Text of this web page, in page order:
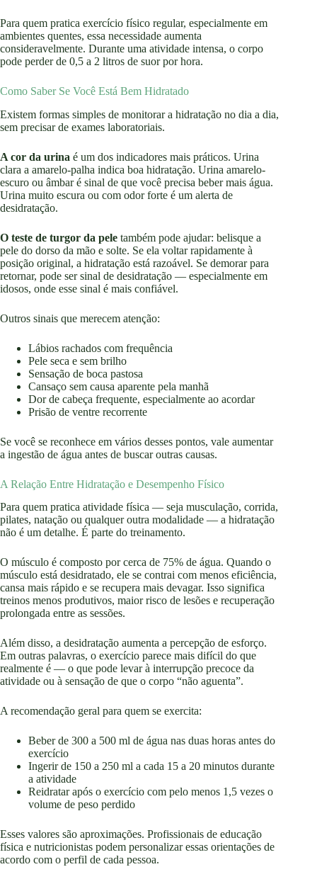
Para quem pratica exercício físico regular, especialmente em
ambientes quentes, essa necessidade aumenta
consideravelmente. Durante uma atividade intensa, o corpo
pode perder de 0,5 a 2 litros de suor por hora.
Como Saber Se Você Está Bem Hidratado
Existem formas simples de monitorar a hidratação no dia a dia,
sem precisar de exames laboratoriais.
A cor da urina é um dos indicadores mais práticos. Urina
clara a amarelo-palha indica boa hidratação. Urina amarelo-
escuro ou âmbar é sinal de que você precisa beber mais água.
Urina muito escura ou com odor forte é um alerta de
desidratação.
O teste de turgor da pele também pode ajudar: belisque a
pele do dorso da mão e solte. Se ela voltar rapidamente à
posição original, a hidratação está razoável. Se demorar para
retornar, pode ser sinal de desidratação — especialmente em
idosos, onde esse sinal é mais confiável.
Outros sinais que merecem atenção:
Lábios rachados com frequência
Pele seca e sem brilho
Sensação de boca pastosa
Cansaço sem causa aparente pela manhã
Dor de cabeça frequente, especialmente ao acordar
Prisão de ventre recorrente
Se você se reconhece em vários desses pontos, vale aumentar
a ingestão de água antes de buscar outras causas.
A Relação Entre Hidratação e Desempenho Físico
Para quem pratica atividade física — seja musculação, corrida,
pilates, natação ou qualquer outra modalidade — a hidratação
não é um detalhe. É parte do treinamento.
O músculo é composto por cerca de 75% de água. Quando o
músculo está desidratado, ele se contrai com menos eficiência,
cansa mais rápido e se recupera mais devagar. Isso significa
treinos menos produtivos, maior risco de lesões e recuperação
prolongada entre as sessões.
Além disso, a desidratação aumenta a percepção de esforço.
Em outras palavras, o exercício parece mais difícil do que
realmente é — o que pode levar à interrupção precoce da
atividade ou à sensação de que o corpo “não aguenta”.
A recomendação geral para quem se exercita:
Beber de 300 a 500 ml de água nas duas horas antes do
exercício
Ingerir de 150 a 250 ml a cada 15 a 20 minutos durante
a atividade
Reidratar após o exercício com pelo menos 1,5 vezes o
volume de peso perdido
Esses valores são aproximações. Profissionais de educação
física e nutricionistas podem personalizar essas orientações de
acordo com o perfil de cada pessoa.